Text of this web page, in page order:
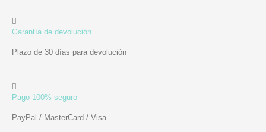
Garantía de devolución
Plazo de 30 días para devolución
Pago 100% seguro
PayPal / MasterCard / Visa